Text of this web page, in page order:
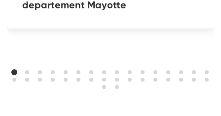
departement Mayotte